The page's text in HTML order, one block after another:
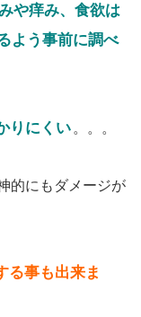
や痒み、食欲は
よう事前に調べ
りにくい 。。。
的にもダメージが
る事も出来ま